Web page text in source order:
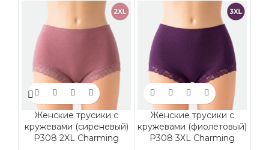
Женские трусики с
кружевами (сиреневый)
P308 2XL Charming
Женские трусики с
кружевами (фиолетовый)
P308 3XL Charming